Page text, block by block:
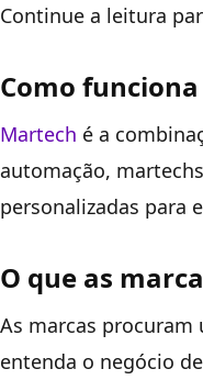
Continue a leitura
Como
Martech é a
automação,
personalizadas para
O que as
As marcas
entenda o negócio